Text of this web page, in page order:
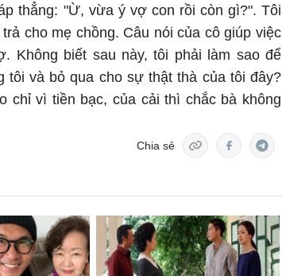
thẳng: "Ừ, vừa ý vợ con rồi còn gì?". Tôi
cho mẹ chồng. Câu nói của cô giúp việc
Không biết sau này, tôi phải làm sao để
và bỏ qua cho sự thật thà của tôi đây?
chỉ vì tiền bạc, của cải thì chắc bà không
Chia sẻ